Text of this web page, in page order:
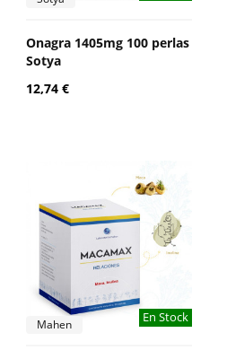
Onagra 1405mg 100 perlas
Sotya
12,74 €
En Stock
Mahen